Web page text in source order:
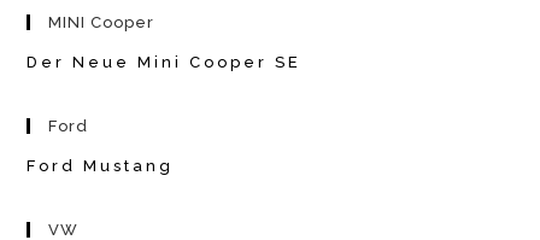
MINI Cooper
Der Neue Mini Cooper SE
Ford
Ford Mustang
VW